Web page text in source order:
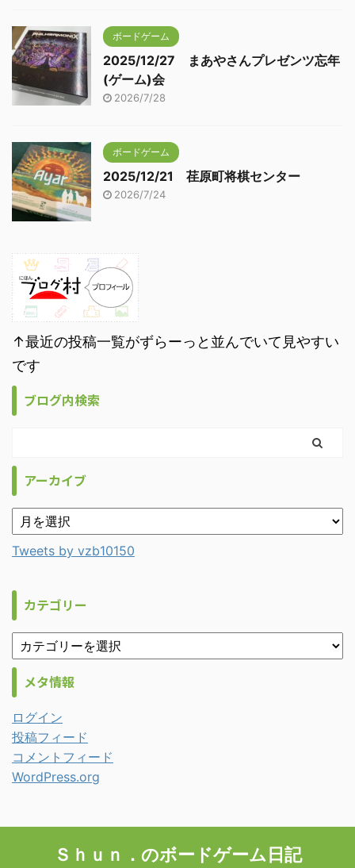
ボードゲーム
2025/12/27 まあやさんプレゼンツ忘年
(ゲーム)会
2026/7/28
ボードゲーム
2025/12/21 荏原町将棋センター
2026/7/24
↑最近の投稿一覧がずらーっと並んでいて見やすい
です
ブログ内検索
アーカイブ
Tweets by vzb10150
カテゴリー
メタ情報
ログイン
投稿フィード
コメントフィード
WordPress.org
Ｓｈｕｎ．のボードゲーム日記